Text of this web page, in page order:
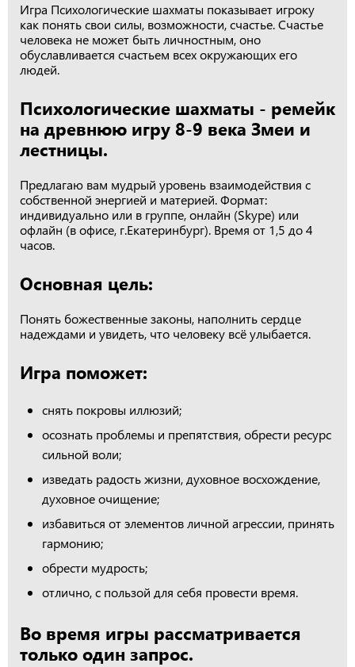
Игра Психологические шахматы показывает игроку
как понять свои силы, возможности, счастье. Счастье
человека не может быть личностным, оно
обуславливается счастьем всех окружающих его
людей.
Психологические шахматы - ремейк
на древнюю игру 8-9 века Змеи и
лестницы.
Предлагаю вам мудрый уровень взаимодействия с
собственной энергией и материей. Формат:
индивидуально или в группе, онлайн (Skype) или
офлайн (в офисе, г.Екатеринбург). Время от 1,5 до 4
часов.
Основная цель:
Понять божественные законы, наполнить сердце
надеждами и увидеть, что человеку всё улыбается.
Игра поможет:
снять покровы иллюзий;
осознать проблемы и препятствия, обрести ресурс
сильной воли;
изведать радость жизни, духовное восхождение,
духовное очищение;
избавиться от элементов личной агрессии, принять
гармонию;
обрести мудрость;
отлично, с пользой для себя провести время.
Во время игры рассматривается
только один запрос.